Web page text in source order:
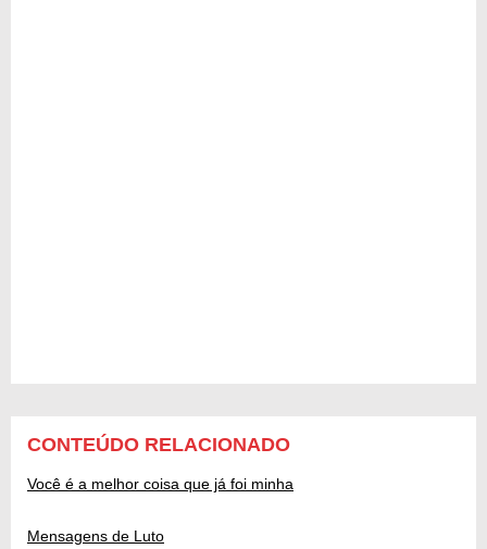
CONTEÚDO RELACIONADO
Você é a melhor coisa que já foi minha
Mensagens de Luto